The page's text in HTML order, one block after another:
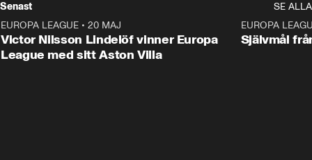
Senast
SE ALLA
EUROPA LEAGUE • 20 MAJ
Victor Nilsson Lindelöf vinner Europa
League med sitt Aston Villa
EUROPA
Självmål